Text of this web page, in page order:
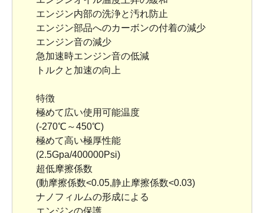
エンジン内部の洗浄と汚れ防止
エンジン部品へのカーボンの付着の減少
エンジン音の減少
急加速時エンジン音の低減
トルクと加速の向上
特徴
極めて広い使用可能温度
(-270℃～450℃)
極めて高い極厚性能
(2.5Gpa/400000Psi)
超低摩擦係数
(動摩擦係数<0.05,静止摩擦係数<0.03)
ナノフィルムの形成による